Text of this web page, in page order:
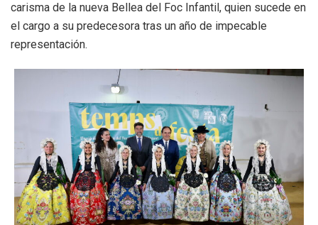
carisma de la nueva Bellea del Foc Infantil, quien sucede en
el cargo a su predecesora tras un año de impecable
representación.